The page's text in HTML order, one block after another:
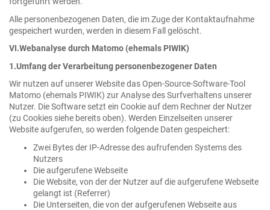
Alle personenbezogenen Daten, die im Zuge der Kontaktaufnahme
gespeichert wurden, werden in diesem Fall gelöscht.
VI.Webanalyse durch Matomo (ehemals PIWIK)
1.Umfang der Verarbeitung personenbezogener Daten
Wir nutzen auf unserer Website das Open-Source-Software-Tool
Matomo (ehemals PIWIK) zur Analyse des Surfverhaltens unserer
Nutzer. Die Software setzt ein Cookie auf dem Rechner der Nutzer
(zu Cookies siehe bereits oben). Werden Einzelseiten unserer
Website aufgerufen, so werden folgende Daten gespeichert:
Zwei Bytes der IP-Adresse des aufrufenden Systems des
Nutzers
Die aufgerufene Webseite
Die Website, von der der Nutzer auf die aufgerufene Webseite
gelangt ist (Referrer)
Die Unterseiten, die von der aufgerufenen Webseite aus